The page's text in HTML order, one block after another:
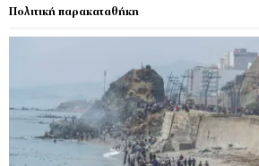
Πολιτική παρακαταθήκη